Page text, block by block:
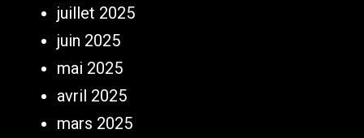
juillet 2025
juin 2025
mai 2025
avril 2025
mars 2025